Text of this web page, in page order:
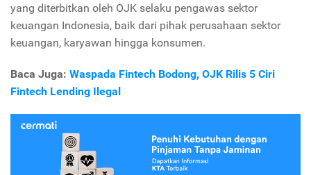
yang diterbitkan oleh OJK selaku pengawas sektor
keuangan Indonesia, baik dari pihak perusahaan sektor
keuangan, karyawan hingga konsumen.
Baca Juga: Waspada Fintech Bodong, OJK Rilis 5 Ciri
Fintech Lending Ilegal